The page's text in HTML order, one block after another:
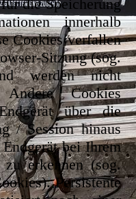
die Speicherung
innerhalb
Cookies verfallen
Sitzung (sog.
werden nicht
Andere Cookies
über die
/ Session hinaus
bei Ihrem
zu erkennen (sog.
Persistente